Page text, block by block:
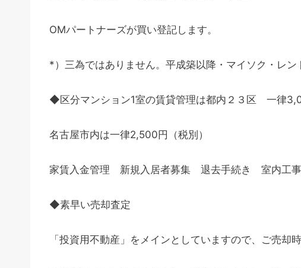
OMパートナーズが買い登記します。
*）三為ではありません。平成築以降・マイソク・レン
◆区分マンション1室の賃貸管理は都内２３区 一律
名古屋市内は一律2,500円（税別）
家賃入金管理 新規入居者募集 退去手続き 室内工
◆素早い売却査定
「投資用不動産」をメインとしていますので、ご売却